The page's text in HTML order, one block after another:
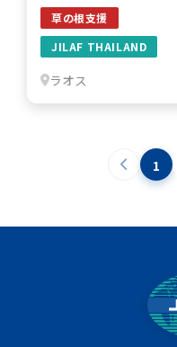
草の根支援
JILAF THAILAND
ラオス
1